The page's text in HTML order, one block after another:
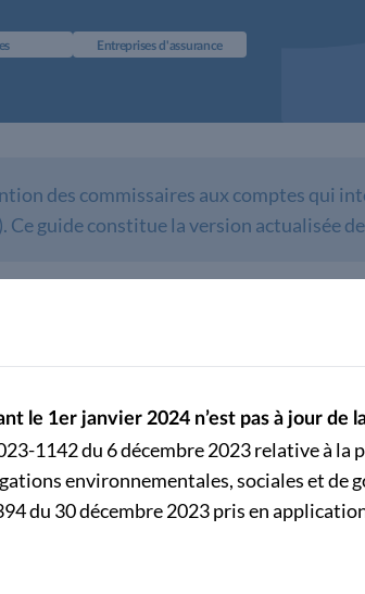
Entreprises d'assurance
des commissaires aux comptes qui
guide constitue la version actualisée
La CNCC et l’ACPR
interviennent dans
Résolution (ACPR).
le 1er janvier 2024 n’est pas à jour de
1142 du 6 décembre 2023 relative à
environnementales, sociales et de
du 30 décembre 2023 pris en